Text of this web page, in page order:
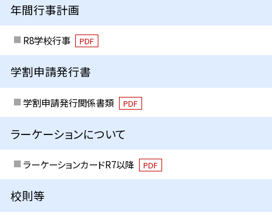
年間行事計画
R8学校行事 PDF
学割申請発行書
学割申請発行関係書類 PDF
ラーケーションについて
ラーケーションカードR7以降 PDF
校則等